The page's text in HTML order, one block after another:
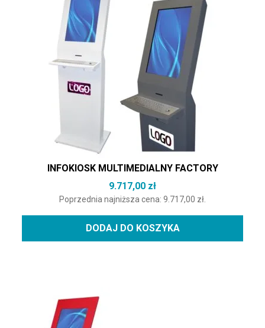
INFOKIOSK MULTIMEDIALNY FACTORY
9.717,00 zł
Poprzednia najniższa cena: 9.717,00 zł
DODAJ DO KOSZYKA